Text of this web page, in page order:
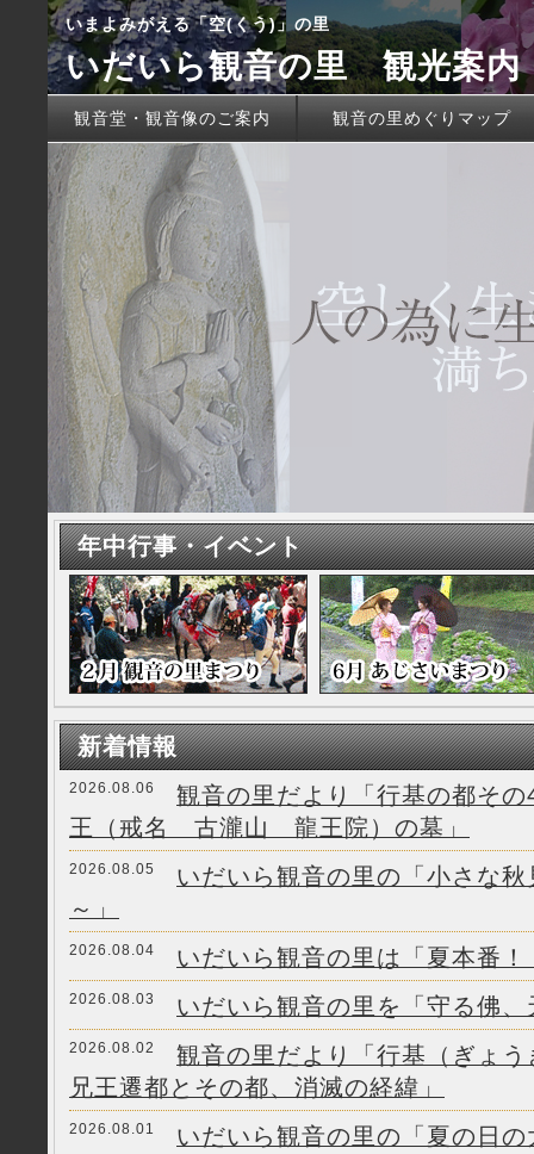
いまよみがえる「空(くう)」の里
いだいら観音の里 観光案内
観音堂・観音像のご案内 観音の里めぐりマップ
年中行事・イベント
新着情報
2026.08.06
観音の里だより「行基の都そ
王（戒名 古瀧山 龍王院）の墓」
2026.08.05
いだいら観音の里の「小さな
～」
2026.08.04 いだいら観音の里は「夏本番！
2026.08.03 いだいら観音の里を「守る佛
2026.08.02
観音の里だより「行基（ぎょ
兄王遷都とその都、消滅の経緯」
2026.08.01
いだいら観音の里の「夏の日